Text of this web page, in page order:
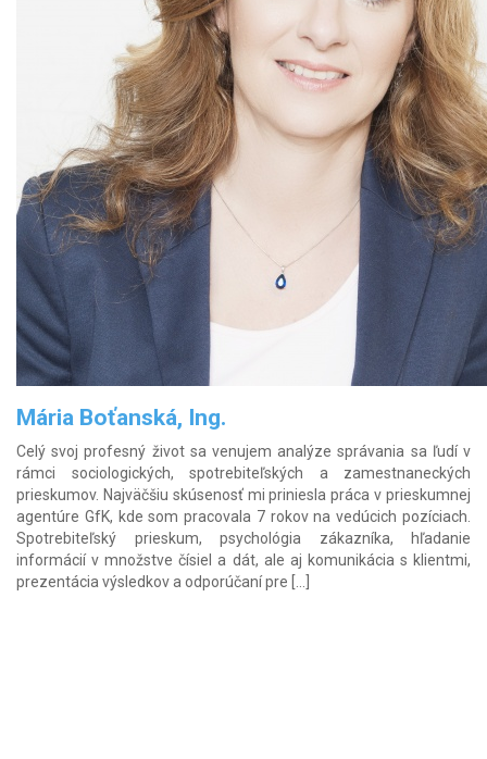
Mária Boťanská, Ing.
Celý svoj profesný život sa venujem analýze správania sa ľudí v
rámci sociologických, spotrebiteľských a zamestnaneckých
prieskumov. Najväčšiu skúsenosť mi priniesla práca v prieskumnej
agentúre GfK, kde som pracovala 7 rokov na vedúcich pozíciach.
Spotrebiteľský prieskum, psychológia zákazníka, hľadanie
informácií v množstve čísiel a dát, ale aj komunikácia s klientmi,
prezentácia výsledkov a odporúčaní pre […]